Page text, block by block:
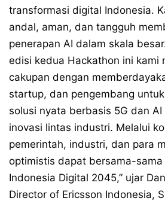
transformasi digital Indonesia.
andal, aman, dan tangguh
penerapan AI dalam skala
edisi kedua Hackathon ini kami
cakupan dengan
startup, dan pengembang
solusi nyata berbasis 5G dan
inovasi lintas industri. Melalui
pemerintah, industri, dan para
optimistis dapat bersama-
Indonesia Digital 2045,” ujar
Director of Ericsson Indonesia,